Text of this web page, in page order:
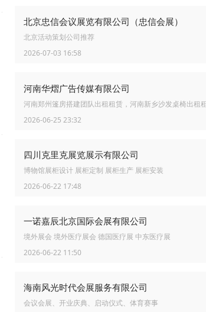
北京忠信会议展览有限公司（忠信会展）
北京活动策划公司推荐
2026-07-03 16:58
河南华熠广告传媒有限公司
河南郑州篷房搭建团队出租租赁，河南新乡沙发桌椅出租
2026-06-25 23:32
四川克里克展览展示有限公司
博物馆展柜设计 展柜定制 展柜生产 展柜安装
2026-06-22 17:48
一诺嘉辰北京国际会展有限公司
境外展会 境外医疗展会 德国医疗展 中东医疗展
2026-06-22 11:50
海南风光时代会展服务有限公司
会议会展、开业庆典、启动仪式、体育赛事